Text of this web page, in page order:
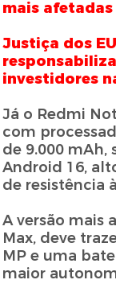
mais afetadas
Justiça dos
investidores
Já o Redmi
com
de 9.000 mAh,
Android 16,
de resistência
A versão mais
Max, deve
MP e uma
maior